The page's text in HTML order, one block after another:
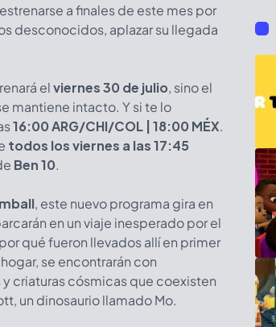
a finales de este mes por
desconocidos, aplazar su llegada
elviernes 30 de julio, sino el
mantiene intacto. Y si te lo
16:00 ARG/CHI/COL | 18:00 MÉX.
todos los viernes a las 17:45
Ben 10.
, este nuevo programa gira en
en un viaje inesperado por el
qué fueron llevados allí en primer
se encontrarán con
criaturas cósmicas que coexisten
un dinosaurio llamado Mo.